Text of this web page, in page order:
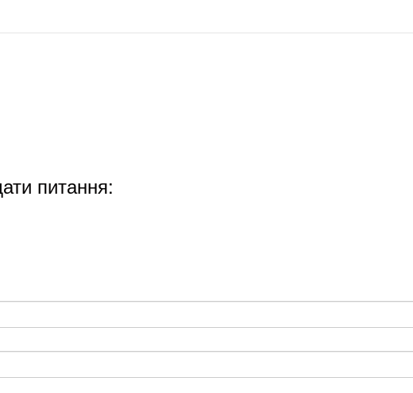
питання: